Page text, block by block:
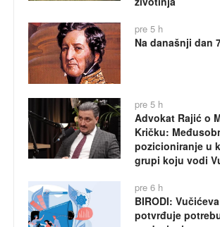
pre 5 h
Na današnji dan
pre 5 h
Advokat Rajić o
Kričku:
pozicioniranje u
grupi koju vodi
pre 6 h
BIRODI:
potvrđuje